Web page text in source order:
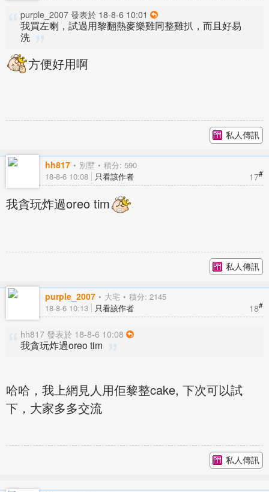
purple_2007 發表於 18-8-6 10:01
我買左喇，試過用黎翻熱麥樂雞同整雞扒，而且好易
洗
方便好用啊
私人傳訊
hh817 別墅 積分: 590
17#
18-8-6 10:08 只看該作者
我貪玩炸過oreo tim
私人傳訊
purple_2007 大宅 積分: 2145
18#
18-8-6 10:13 只看該作者
hh817 發表於 18-8-6 10:08
我貪玩炸過oreo tim
哈哈，我上網見人用佢黎整cake, 下次可以試
下，大家多多交流
私人傳訊